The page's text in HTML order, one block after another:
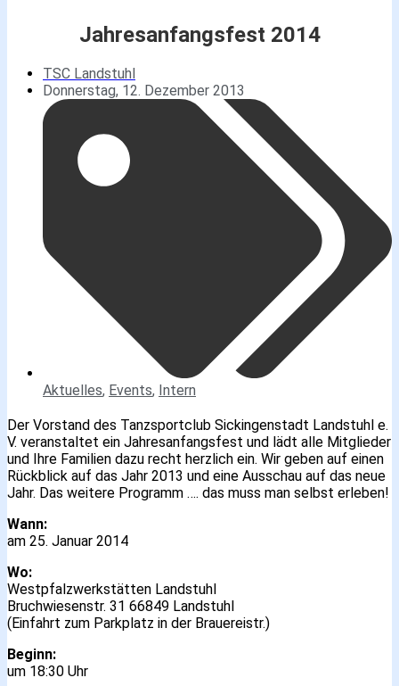
Jahresanfangsfest 2014
TSC Landstuhl
Donnerstag, 12. Dezember 2013
Aktuelles, Events, Intern
Der Vorstand des Tanzsportclub Sickingenstadt Landstuhl e.
V. veranstaltet ein Jahresanfangsfest und lädt alle Mitglieder
und Ihre Familien dazu recht herzlich ein. Wir geben auf einen
Rückblick auf das Jahr 2013 und eine Ausschau auf das neue
Jahr. Das weitere Programm …. das muss man selbst erleben!
Wann:
am 25. Januar 2014
Wo:
Westpfalzwerkstätten Landstuhl
Bruchwiesenstr. 31 66849 Landstuhl
(Einfahrt zum Parkplatz in der Brauereistr.)
Beginn:
um 18:30 Uhr